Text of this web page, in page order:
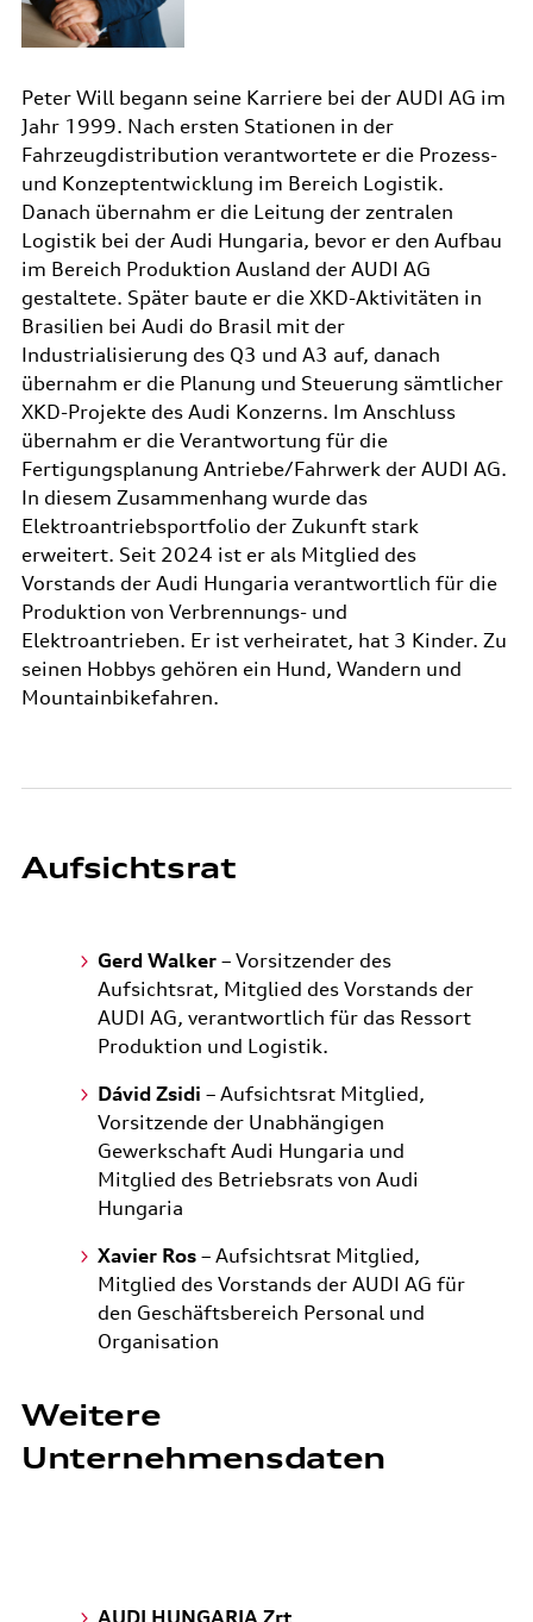
Peter Will begann seine Karriere bei der AUDI AG im
Jahr 1999. Nach ersten Stationen in der
Fahrzeugdistribution verantwortete er die Prozess-
und Konzeptentwicklung im Bereich Logistik.
Danach übernahm er die Leitung der zentralen
Logistik bei der Audi Hungaria, bevor er den Aufbau
im Bereich Produktion Ausland der AUDI AG
gestaltete. Später baute er die XKD-Aktivitäten in
Brasilien bei Audi do Brasil mit der
Industrialisierung des Q3 und A3 auf, danach
übernahm er die Planung und Steuerung sämtlicher
XKD-Projekte des Audi Konzerns. Im Anschluss
übernahm er die Verantwortung für die
Fertigungsplanung Antriebe/Fahrwerk der AUDI AG.
In diesem Zusammenhang wurde das
Elektroantriebsportfolio der Zukunft stark
erweitert. Seit 2024 ist er als Mitglied des
Vorstands der Audi Hungaria verantwortlich für die
Produktion von Verbrennungs- und
Elektroantrieben. Er ist verheiratet, hat 3 Kinder. Zu
seinen Hobbys gehören ein Hund, Wandern und
Mountainbikefahren.
Aufsichtsrat
Gerd Walker– Vorsitzender des
Aufsichtsrat, Mitglied des Vorstands der
AUDI AG, verantwortlich für das Ressort
Produktion und Logistik.
Dávid Zsidi – Aufsichtsrat Mitglied,
Vorsitzende der Unabhängigen
Gewerkschaft Audi Hungaria und
Mitglied des Betriebsrats von Audi
Hungaria
Xavier Ros– Aufsichtsrat Mitglied,
Mitglied des Vorstands der AUDI AG für
den Geschäftsbereich Personal und
Organisation
Weitere
Unternehmensdaten